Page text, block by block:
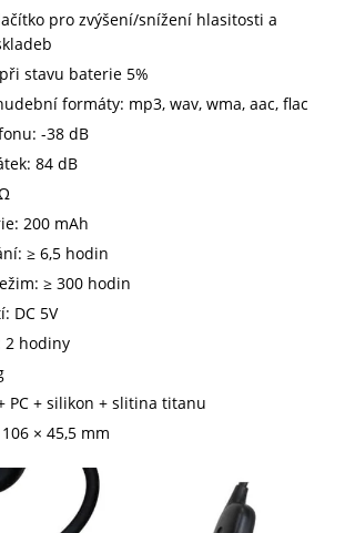
pro zvýšení/snížení hlasitosti a
stavu baterie 5%
formáty: mp3, wav, wma, aac, flac
-38 dB
84 dB
200 mAh
≥ 6,5 hodin
≥ 300 hodin
DC 5V
2 hodiny
PC + silikon + slitina titanu
× 45,5 mm